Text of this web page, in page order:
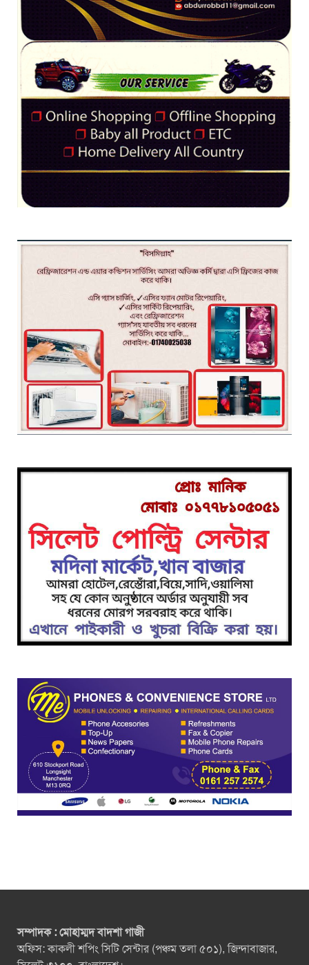
সম্পাদক : মোহাম্মদ বাদশা গাজী
অফিস: কাকলী শপিং সিটি সেন্টার (পঞ্চম তলা ৫০১), জিন্দাবাজার,